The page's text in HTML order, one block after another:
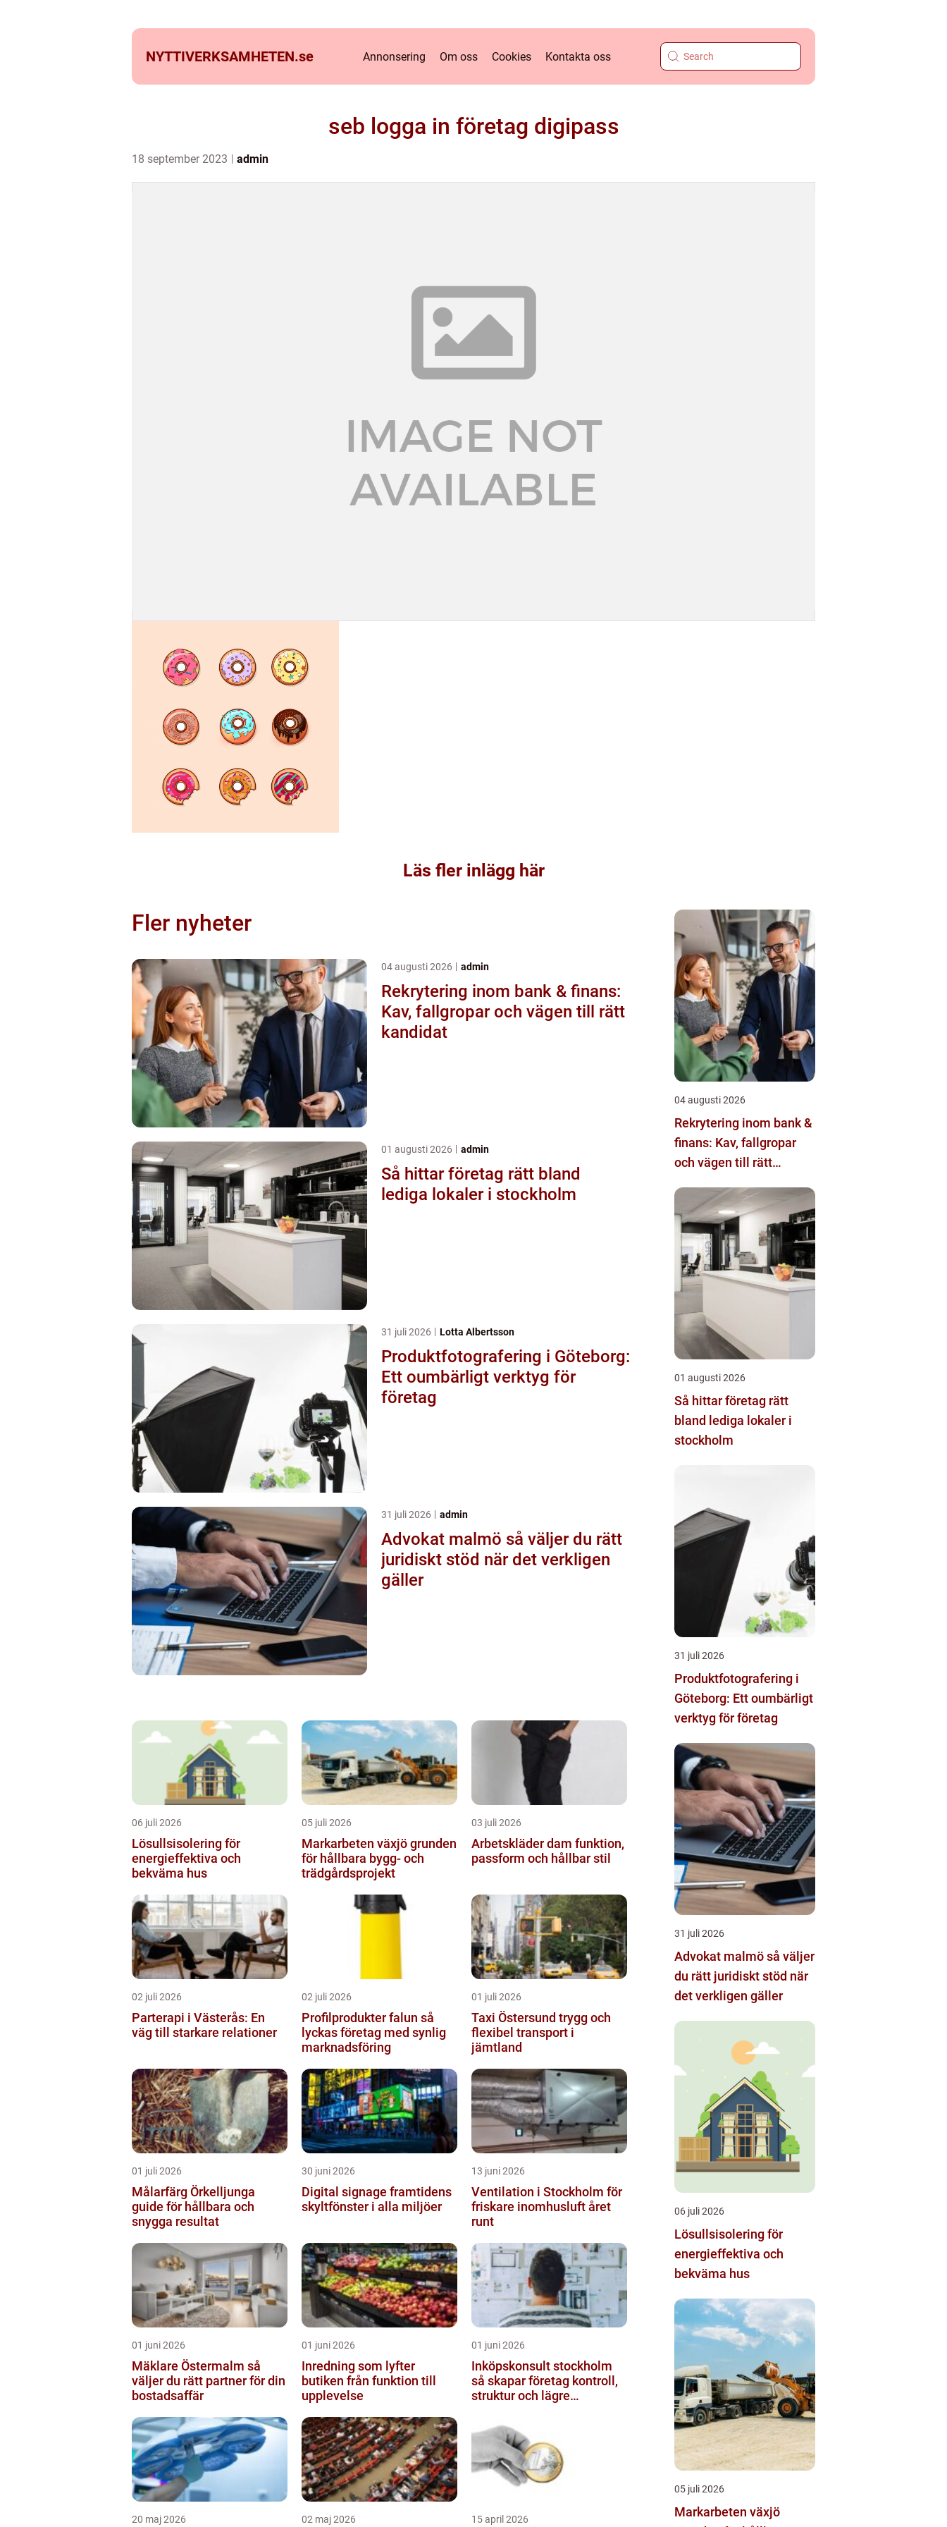
NYTTIVERKSAMHETEN.se Annonsering Om oss Cookies Kontakta oss
seb logga in företag digipass
18 september 2023 admin
Läs fler inlägg här
Fler nyheter
04 augusti 2026 admin
Rekrytering inom bank & finans:
Kav, fallgropar och vägen till rätt
kandidat
01 augusti 2026 admin
Så hittar företag rätt bland
lediga lokaler i stockholm
31 juli 2026 Lotta Albertsson
Produktfotografering i Göteborg:
Ett oumbärligt verktyg för
företag
31 juli 2026 admin
Advokat malmö så väljer du rätt
juridiskt stöd när det verkligen
gäller
06 juli 2026
Lösullsisolering för
energieffektiva och
bekväma hus
05 juli 2026
Markarbeten växjö grunden
för hållbara bygg- och
trädgårdsprojekt
03 juli 2026
Arbetskläder dam funktion,
passform och hållbar stil
02 juli 2026
Parterapi i Västerås: En
väg till starkare relationer
02 juli 2026
Profilprodukter falun så
lyckas företag med synlig
marknadsföring
01 juli 2026
Taxi Östersund trygg och
flexibel transport i
jämtland
01 juli 2026
Målarfärg Örkelljunga
guide för hållbara och
snygga resultat
30 juni 2026
Digital signage framtidens
skyltfönster i alla miljöer
13 juni 2026
Ventilation i Stockholm för
friskare inomhusluft året
runt
01 juni 2026
Mäklare Östermalm så
väljer du rätt partner för din
bostadsaffär
01 juni 2026
Inredning som lyfter
butiken från funktion till
upplevelse
01 juni 2026
Inköpskonsult stockholm
så skapar företag kontroll,
struktur och lägre
20 maj 2026 02 maj 2026 15 april 2026
04 augusti 2026
Rekrytering inom bank &
finans: Kav, fallgropar
och vägen till rätt
01 augusti 2026
Så hittar företag rätt
bland lediga lokaler i
stockholm
31 juli 2026
Produktfotografering i
Göteborg: Ett oumbärligt
verktyg för företag
31 juli 2026
Advokat malmö så väljer
du rätt juridiskt stöd när
det verkligen gäller
06 juli 2026
Lösullsisolering för
energieffektiva och
bekväma hus
05 juli 2026
Markarbeten växjö